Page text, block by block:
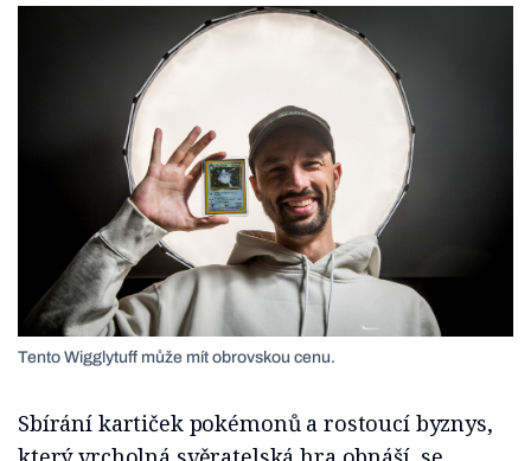
Tento Wigglytuff může mít obrovskou cenu.
Sbírání kartiček pokémonů a rostoucí byznys,